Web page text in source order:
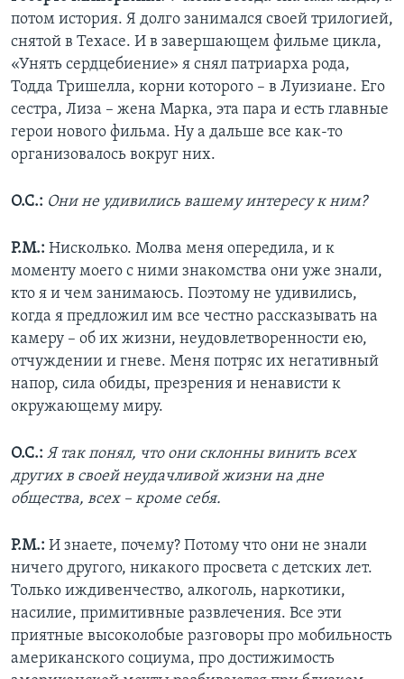
потом история. Я долго занимался своей трилогией,
снятой в Техасе. И в завершающем фильме цикла,
«Унять сердцебиение» я снял патриарха рода,
Тодда Тришелла, корни которого – в Луизиане. Его
сестра, Лиза – жена Марка, эта пара и есть главные
герои нового фильма. Ну а дальше все как-то
организовалось вокруг них.
О.С.: Они не удивились вашему интересу к ним?
Р.М.: Нисколько. Молва меня опередила, и к
моменту моего с ними знакомства они уже знали,
кто я и чем занимаюсь. Поэтому не удивились,
когда я предложил им все честно рассказывать на
камеру – об их жизни, неудовлетворенности ею,
отчуждении и гневе. Меня потряс их негативный
напор, сила обиды, презрения и ненависти к
окружающему миру.
О.С.: Я так понял, что они склонны винить всех
других в своей неудачливой жизни на дне
общества, всех – кроме себя.
Р.М.: И знаете, почему? Потому что они не знали
ничего другого, никакого просвета с детских лет.
Только иждивенчество, алкоголь, наркотики,
насилие, примитивные развлечения. Все эти
приятные высоколобые разговоры про мобильность
американского социума, про достижимость